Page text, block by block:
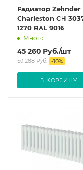
Радиатор Zehnder
Charleston CH
1270 RAL 9016
Много
45 260 Руб./шт
50 288Руб. -10%
В КОРЗИНУ